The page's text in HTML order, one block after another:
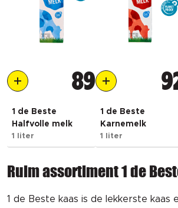
89
1 de Beste
Halfvolle melk
1 liter
1 de Beste
Karnemelk
1 liter
Ruim assortiment 1 de
1 de Beste kaas is de lekkerste kaas